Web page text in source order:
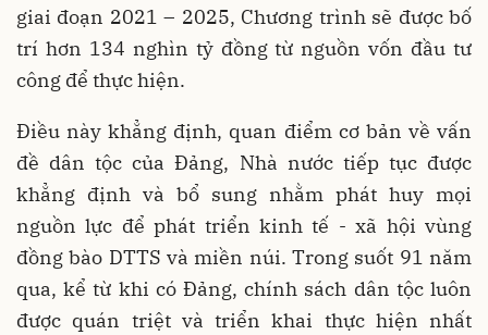
giai đoạn 2021 – 2025, Chương trình sẽ được bố
trí hơn 134 nghìn tỷ đồng từ nguồn vốn đầu tư
công để thực hiện.
Điều này khẳng định, quan điểm cơ bản về vấn
đề dân tộc của Đảng, Nhà nước tiếp tục được
khẳng định và bổ sung nhằm phát huy mọi
nguồn lực để phát triển kinh tế - xã hội vùng
đồng bào DTTS và miền núi. Trong suốt 91 năm
qua, kể từ khi có Đảng, chính sách dân tộc luôn
được quán triệt và triển khai thực hiện nhất